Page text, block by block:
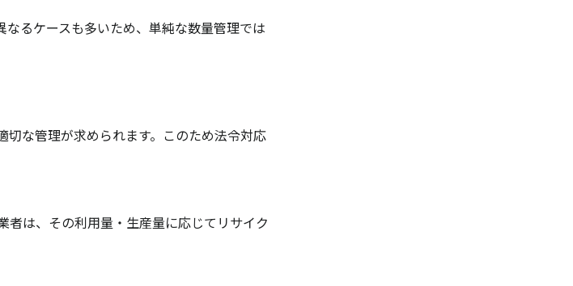
るケースも多いため、単純な数量管理では
な管理が求められます。このため法令対応
は、その利用量・生産量に応じてリサイク